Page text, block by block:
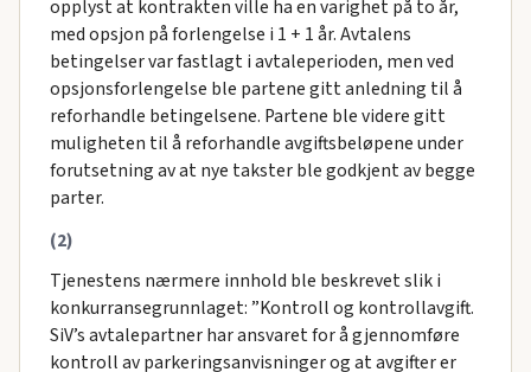
opplyst at kontrakten ville ha en varighet på to år,
med opsjon på forlengelse i 1 + 1 år. Avtalens
betingelser var fastlagt i avtaleperioden, men ved
opsjonsforlengelse ble partene gitt anledning til å
reforhandle betingelsene. Partene ble videre gitt
muligheten til å reforhandle avgiftsbeløpene under
forutsetning av at nye takster ble godkjent av begge
parter.
(2)
Tjenestens nærmere innhold ble beskrevet slik i
konkurransegrunnlaget: ”Kontroll og kontrollavgift.
SiV’s avtalepartner har ansvaret for å gjennomføre
kontroll av parkeringsanvisninger og at avgifter er